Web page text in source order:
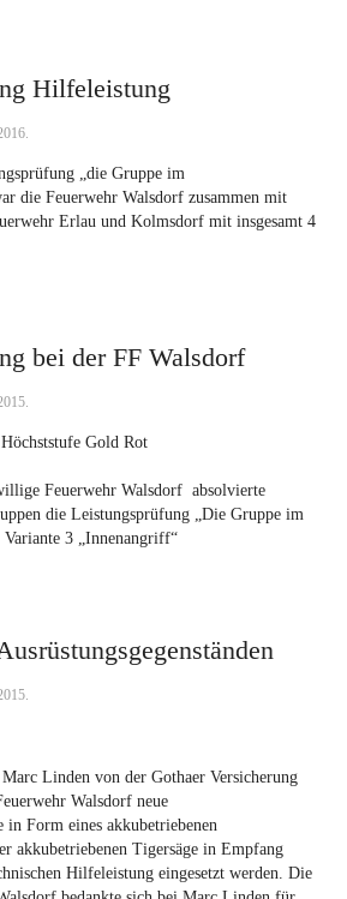
Hilfeleistung
.
„die Gruppe im
die Feuerwehr Walsdorf zusammen mit
Erlau und Kolmsdorf mit insgesamt 4
bei der FF Walsdorf
.
Gold Rot
Feuerwehr Walsdorf absolvierte
die Leistungsprüfung „Die Gruppe im
3 „Innenangriff“
.
Linden von der Gothaer Versicherung
Walsdorf neue
in Form eines akkubetriebenen
akkubetriebenen Tigersäge in Empfang
Hilfeleistung eingesetzt werden. Die